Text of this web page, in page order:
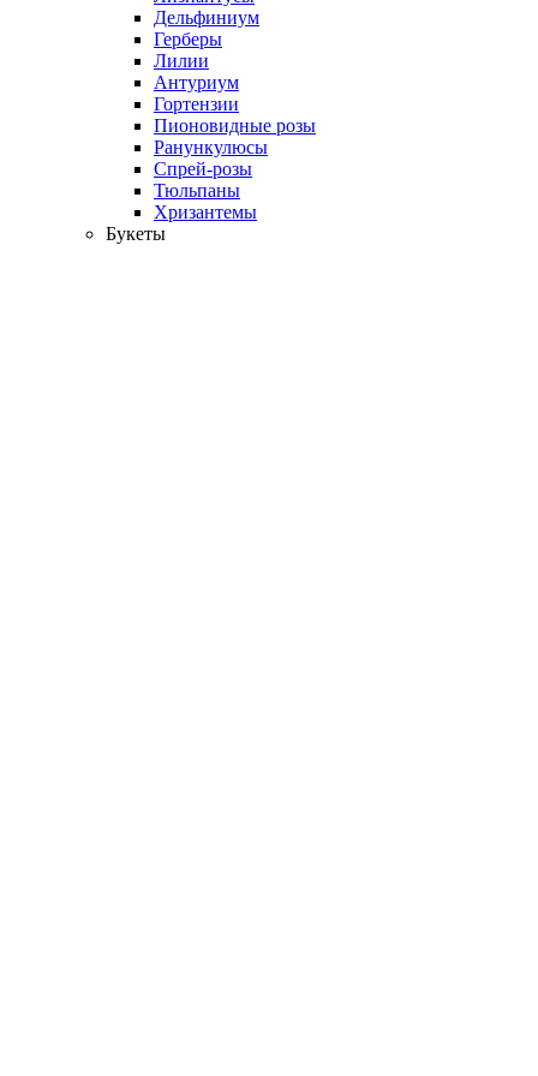
Дельфиниум
Герберы
Лилии
Антуриум
Гортензии
Пионовидные розы
Ранункулюсы
Спрей-розы
Тюльпаны
Хризантемы
Букеты